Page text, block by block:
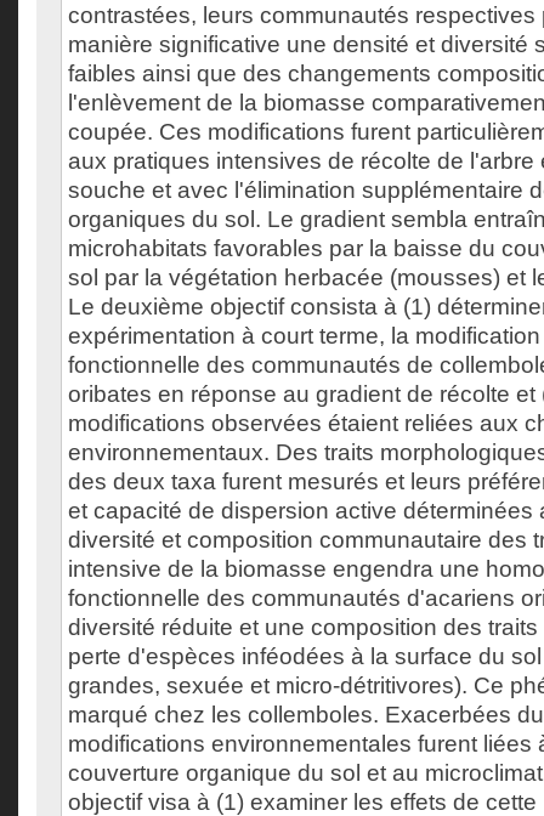
contrastées, leurs communautés respectives
manière significative une densité et diversité
faibles ainsi que des changements
l'enlèvement de la biomasse
coupée. Ces modifications furent
aux pratiques intensives de récolte de l'arbre
souche et avec l'élimination supplémentaire
organiques du sol. Le gradient sembla
microhabitats favorables par la baisse du
sol par la végétation herbacée (mousses) et
Le deuxième objectif consista à (1)
expérimentation à court terme, la
fonctionnelle des communautés de
oribates en réponse au gradient de récolte et
modifications observées étaient reliées aux
environnementaux. Des traits
des deux taxa furent mesurés et leurs
et capacité de dispersion active déterminées
diversité et composition communautaire des
intensive de la biomasse engendra une
fonctionnelle des communautés d'acariens
diversité réduite et une composition des
perte d'espèces inféodées à la surface du
grandes, sexuée et micro-détritivores). Ce
marqué chez les collemboles. Exacerbées
modifications environnementales furent liées
couverture organique du sol et au
objectif visa à (1) examiner les effets de